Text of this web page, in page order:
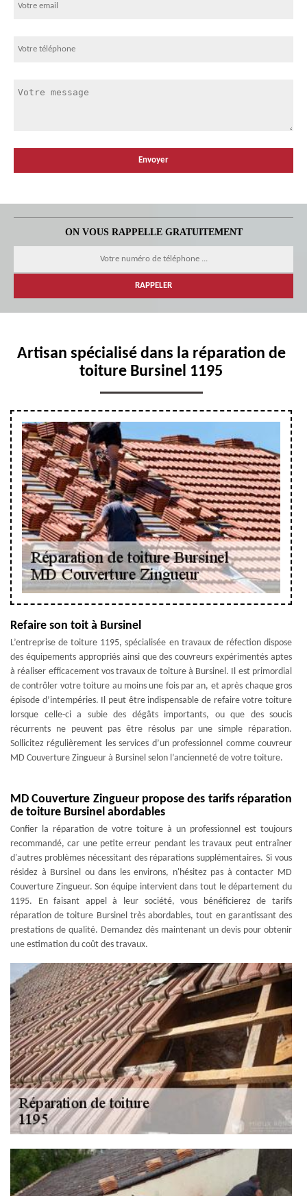
ON VOUS RAPPELLE GRATUITEMENT
Artisan spécialisé dans la réparation de
toiture Bursinel 1195
Refaire son toit à Bursinel
L’entreprise de toiture 1195, spécialisée en travaux de réfection dispose
des équipements appropriés ainsi que des couvreurs expérimentés aptes
à réaliser efficacement vos travaux de toiture à Bursinel. Il est primordial
de contrôler votre toiture au moins une fois par an, et après chaque gros
épisode d’intempéries. Il peut être indispensable de refaire votre toiture
lorsque celle-ci a subie des dégâts importants, ou que des soucis
récurrents ne peuvent pas être résolus par une simple réparation.
Sollicitez régulièrement les services d’un professionnel comme couvreur
MD Couverture Zingueur à Bursinel selon l’ancienneté de votre toiture.
MD Couverture Zingueur propose des tarifs réparation
de toiture Bursinel abordables
Confier la réparation de votre toiture à un professionnel est toujours
recommandé, car une petite erreur pendant les travaux peut entraîner
d'autres problèmes nécessitant des réparations supplémentaires. Si vous
résidez à Bursinel ou dans les environs, n'hésitez pas à contacter MD
Couverture Zingueur. Son équipe intervient dans tout le département du
1195. En faisant appel à leur société, vous bénéficierez de tarifs
réparation de toiture Bursinel très abordables, tout en garantissant des
prestations de qualité. Demandez dès maintenant un devis pour obtenir
une estimation du coût des travaux.